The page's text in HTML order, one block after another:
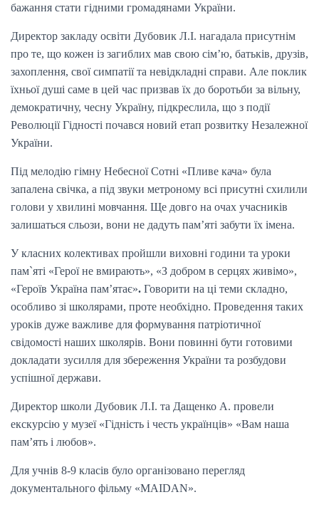
бажання стати гідними громадянами України.
Директор закладу освіти Дубовик Л.І. нагадала присутнім
про те, що кожен із загиблих мав свою сім’ю, батьків, друзів,
захоплення, свої симпатії та невідкладні справи. Але поклик
їхньої душі саме в цей час призвав їх до боротьби за вільну,
демократичну, чесну Україну, підкреслила, що з події
Революції Гідності почався новий етап розвитку Незалежної
України.
Під мелодію гімну Небесної Сотні «Пливе кача» була
запалена свічка, а під звуки метроному всі присутні схилили
голови у хвилині мовчання. Ще довго на очах учасників
залишаться сльози, вони не дадуть пам’яті забути їх імена.
У класних колективах пройшли виховні години та уроки
пам`яті «Герої не вмирають», «З добром в серцях живімо»,
«Героїв Україна пам’ятає». Говорити на ці теми складно,
особливо зі школярами, проте необхідно. Проведення таких
уроків дуже важливе для формування патріотичної
свідомості наших школярів. Вони повинні бути готовими
докладати зусилля для збереження України та розбудови
успішної держави.
Директор школи Дубовик Л.І. та Дащенко А. провели
екскурсію у музеї «Гідність і честь українців» «Вам наша
пам’ять і любов».
Для учнів 8-9 класів було організовано перегляд
документального фільму «MAIDAN».